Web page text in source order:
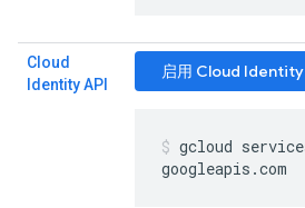
Cloud
Identity API
启用 Cloud Identity
gcloud
googleapis .com